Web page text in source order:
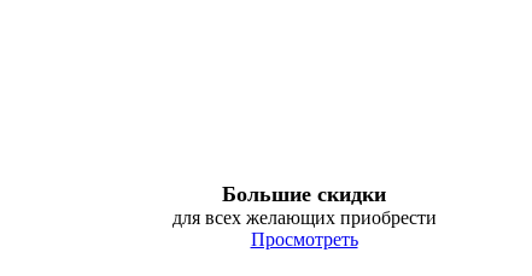
Большие скидки
для всех желающих приобрести
Просмотреть